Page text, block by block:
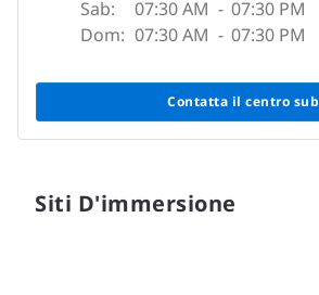
Sab: 07:30 AM - 07:30 PM
Dom: 07:30 AM - 07:30 PM
Contatta il centro sub
Siti D'immersione